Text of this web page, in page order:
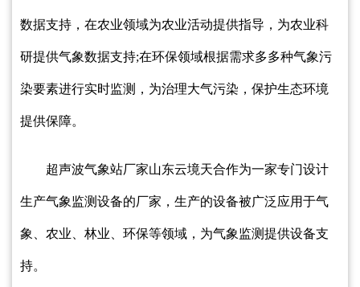
数据支持，在农业领域为农业活动提供指导，为农业科
研提供气象数据支持;在环保领域根据需求多多种气象污
染要素进行实时监测，为治理大气污染，保护生态环境
提供保障。
超声波气象站厂家山东云境天合作为一家专门设计
生产气象监测设备的厂家，生产的设备被广泛应用于气
象、农业、林业、环保等领域，为气象监测提供设备支
持。